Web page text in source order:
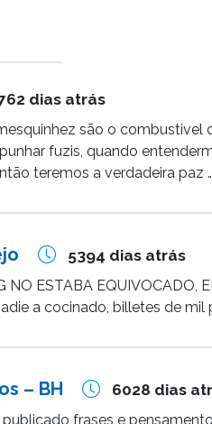
dias atrás
são o combustivel
fuzis, quando
teremos a verdadeira paz …
5394 dias atrás
NO ESTABA EQUIVOCADO,
a cocinado, billetes de mil
– BH 6028 dias
frases e